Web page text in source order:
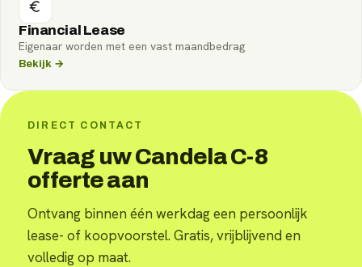
Financial Lease
Eigenaar worden met een vast maandbedrag
Bekijk →
DIRECT CONTACT
Vraag uw Candela C-8
offerte aan
Ontvang binnen één werkdag een persoonlijk
lease- of koopvoorstel. Gratis, vrijblijvend en
volledig op maat.